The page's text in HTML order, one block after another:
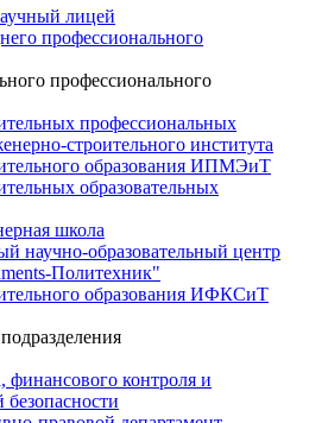
лицей
профессионального
профессионального
профессиональных
строительного института
образования ИПМЭиТ
образовательных
школа
научно-образовательный центр
Политехник"
образования ИФКСиТ
финансового контроля и
безопасности